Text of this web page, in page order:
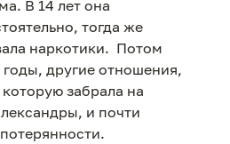
В 14 лет она
тогда же
наркотики. Потом
другие отношения,
забрала на
и почти